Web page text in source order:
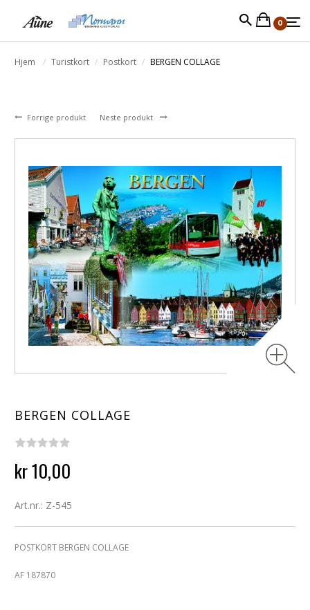
0
Hjem Turistkort Postkort BERGEN COLLAGE
Forrige produkt Neste produkt
BERGEN COLLAGE
kr 10,00
Art.nr.: Z-545
POSTKORT BERGEN COLLAGE
AF 187870